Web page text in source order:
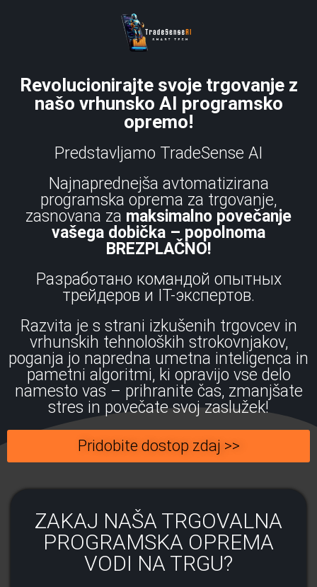
Revolucionirajte svoje trgovanje z
našo vrhunsko AI programsko
opremo!
Predstavljamo TradeSense AI
Najnaprednejša avtomatizirana
programska oprema za trgovanje,
zasnovana za maksimalno povečanje
vašega dobička – popolnoma
BREZPLAČNO!
Разработано командой опытных
трейдеров и IT-экспертов.
Razvita je s strani izkušenih trgovcev in
vrhunskih tehnoloških strokovnjakov,
poganja jo napredna umetna inteligenca in
pametni algoritmi, ki opravijo vse delo
namesto vas – prihranite čas, zmanjšate
stres in povečate svoj zaslužek!
Pridobite dostop zdaj >>
ZAKAJ NAŠA TRGOVALNA
PROGRAMSKA OPREMA
VODI NA TRGU?